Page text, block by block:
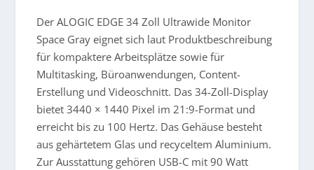
DerALOGIC EDGE 34 Zoll Ultrawide Monitor
Space Gray eignet sich laut Produktbeschreibung
für kompaktere Arbeitsplätze sowie für
Multitasking, Büroanwendungen, Content-
Erstellung und Videoschnitt. Das 34-Zoll-Display
bietet 3440 × 1440 Pixel im 21:9-Format und
erreicht bis zu 100 Hertz. Das Gehäuse besteht
aus gehärtetem Glas und recyceltem Aluminium.
Zur Ausstattung gehören USB-C mit 90 Watt